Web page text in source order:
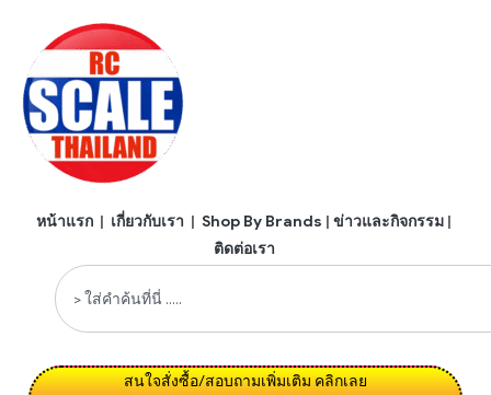
หน้าแรก | เกี่ยวกับเรา | Shop By Brands | ข่าวและกิจกรรม |
ติดต่อเรา
สนใจสั่งซื้อ/สอบถามเพิ่มเติม คลิกเลย